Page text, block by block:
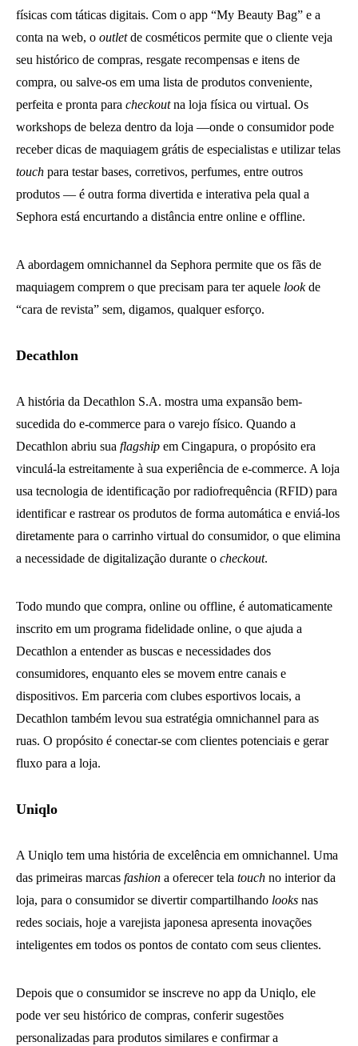
físicas com táticas digitais. Com o app “My Beauty Bag” e a
conta na web, o outletde cosméticos permite que o cliente veja
seu histórico de compras, resgate recompensas e itens de
compra, ou salve-os em uma lista de produtos conveniente,
perfeita e pronta para checkoutna loja física ou virtual. Os
workshops de beleza dentro da loja —onde o consumidor pode
receber dicas de maquiagem grátis de especialistas e utilizar telas
touch para testar bases, corretivos, perfumes, entre outros
produtos — é outra forma divertida e interativa pela qual a
Sephora está encurtando a distância entre online e offline.
A abordagem omnichannel da Sephora permite que os fãs de
maquiagem comprem o que precisam para ter aquele lookde
“cara de revista” sem, digamos, qualquer esforço.
Decathlon
A história da Decathlon S.A. mostra uma expansão bem-
sucedida do e-commerce para o varejo físico. Quando a
Decathlon abriu sua flagship em Cingapura, o propósito era
vinculá-la estreitamente à sua experiência de e-commerce. A loja
usa tecnologia de identificação por radiofrequência (RFID) para
identificar e rastrear os produtos de forma automática e enviá-los
diretamente para o carrinho virtual do consumidor, o que elimina
a necessidade de digitalização durante o checkout.
Todo mundo que compra, online ou offline, é automaticamente
inscrito em um programa fidelidade online, o que ajuda a
Decathlon a entender as buscas e necessidades dos
consumidores, enquanto eles se movem entre canais e
dispositivos. Em parceria com clubes esportivos locais, a
Decathlon também levou sua estratégia omnichannel para as
ruas. O propósito é conectar-se com clientes potenciais e gerar
fluxo para a loja.
Uniqlo
A Uniqlo tem uma história de excelência em omnichannel. Uma
das primeiras marcas fashion a oferecer tela touch no interior da
loja, para o consumidor se divertir compartilhando looks nas
redes sociais, hoje a varejista japonesa apresenta inovações
inteligentes em todos os pontos de contato com seus clientes.
Depois que o consumidor se inscreve no app da Uniqlo, ele
pode ver seu histórico de compras, conferir sugestões
personalizadas para produtos similares e confirmar a